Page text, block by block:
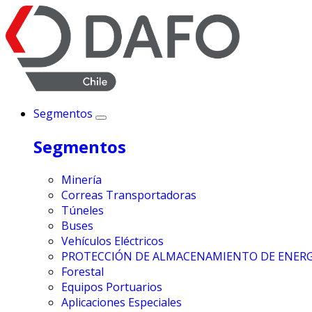
Segmentos
Segmentos
Minería
Correas Transportadoras
Túneles
Buses
Vehículos Eléctricos
PROTECCIÓN DE ALMACENAMIENTO DE
Forestal
Equipos Portuarios
Aplicaciones Especiales